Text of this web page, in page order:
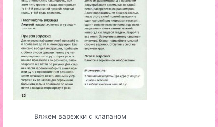
Вяжем варежки с клапаном